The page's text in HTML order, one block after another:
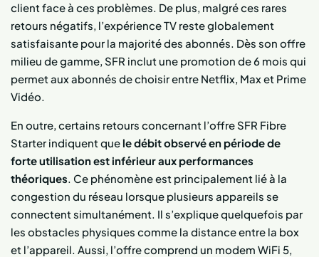
client face à ces problèmes. De plus, malgré ces rares
retours négatifs, l’expérience TV reste globalement
satisfaisante pour la majorité des abonnés. Dès son offre
milieu de gamme, SFR inclut une promotion de 6 mois qui
permet aux abonnés de choisir entre Netflix, Max et Prime
Vidéo.
En outre, certains retours concernant l’offre SFR Fibre
Starter indiquent que le débit observé en période de
forte utilisation est inférieur aux performances
théoriques . Ce phénomène est principalement lié à la
congestion du réseau lorsque plusieurs appareils se
connectent simultanément. Il s’explique quelquefois par
les obstacles physiques comme la distance entre la box
et l’appareil. Aussi, l’offre comprend un modem WiFi 5,